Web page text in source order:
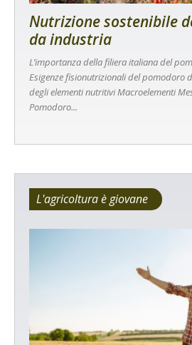
Nutrizione sostenibile
da industria
L’importanza della filiera italiana del
Esigenze fisionutrizionali del pomodoro
degli elementi nutritivi Macroelementi
Pomodoro...
L'agricoltura è giovane